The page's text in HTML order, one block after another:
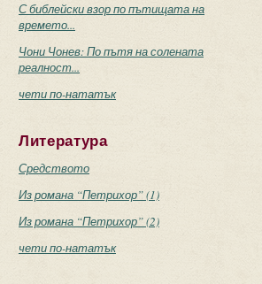
С библейски взор по пътищата на
времето...
Чони Чонев: По пътя на солената
реалност...
чети по-нататък
Литература
Средството
Из романа “Петрихор” (1)
Из романа “Петрихор” (2)
чети по-нататък